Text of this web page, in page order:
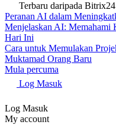
Terbaru daripada Bitrix24
Peranan AI dalam
Menjelaskan AI: Memahami
Hari Ini
Cara untuk Memulakan
Muktamad Orang Baru
Mula percuma
Log Masuk
Log Masuk
My account